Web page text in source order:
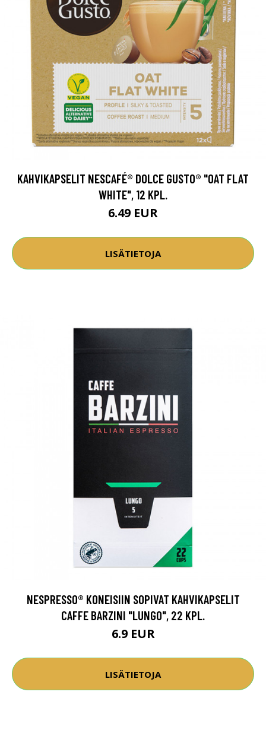
KAHVIKAPSELIT NESCAFÉ® DOLCE GUSTO® "OAT FLAT
WHITE", 12 KPL.
6.49 EUR
LISÄTIETOJA
NESPRESSO® KONEISIIN SOPIVAT KAHVIKAPSELIT
CAFFE BARZINI "LUNGO", 22 KPL.
6.9 EUR
LISÄTIETOJA